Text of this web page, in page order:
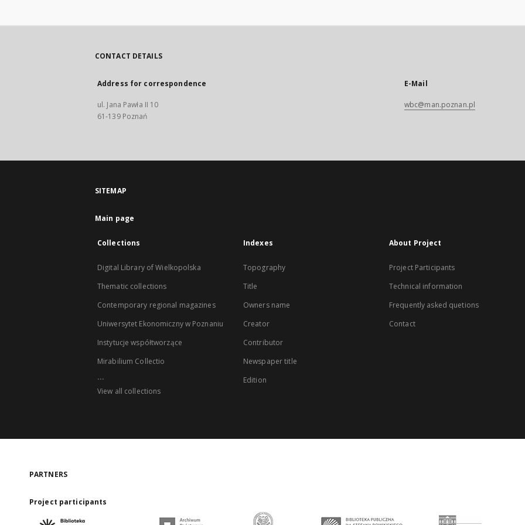
CONTACT DETAILS
Address for correspondence
ul. Jana Pawła II 10
61-139 Poznań
E-Mail
wbc@man.poznan.pl
SITEMAP
Main page
Collections
Digital Library of Wielkopolska
Thematic collections
Contemporary regional magazines
Uniwersytet Ekonomiczny w Poznaniu
Instytucje współtworzące
Mirabilium Collectio
...
View all collections
Indexes
Topography
Title
Owners name
Creator
Contributor
Newspaper title
Edition
About Project
Project Participants
Technical information
Frequently asked quetions
Contact
PARTNERS
Project participants